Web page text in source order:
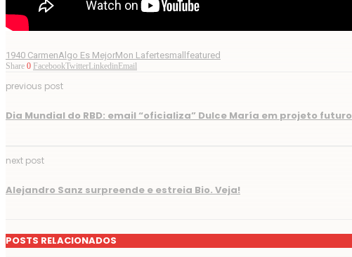
1940 CarmenAlgo Es MejorMon Lafertesmallfeatured
Share 0 FacebookTwitter Linkedin Email
previous post
Dia Mundial do RBD: email “oficializa” Dulce María em projeto futuro
next post
Alejandro Sanz surpreende e estreia Bio. Veja!
POSTS RELACIONADOS